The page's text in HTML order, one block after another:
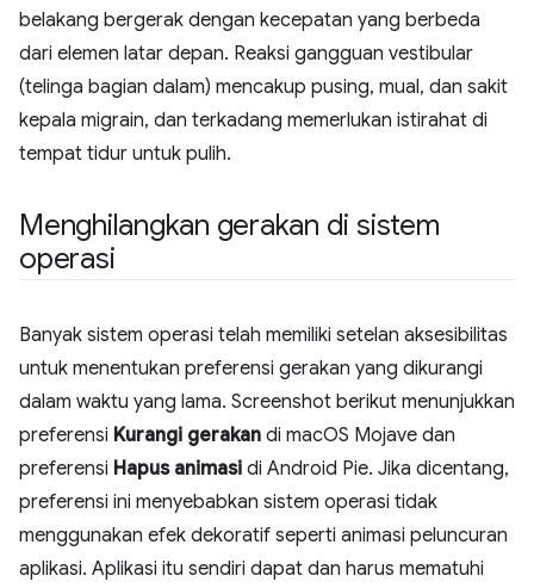
belakang bergerak dengan kecepatan yang berbeda
dari elemen latar depan. Reaksi gangguan vestibular
(telinga bagian dalam) mencakup pusing, mual, dan sakit
kepala migrain, dan terkadang memerlukan istirahat di
tempat tidur untuk pulih.
Menghilangkan gerakan di sistem
operasi
Banyak sistem operasi telah memiliki setelan aksesibilitas
untuk menentukan preferensi gerakan yang dikurangi
dalam waktu yang lama. Screenshot berikut menunjukkan
preferensi Kurangi gerakan di macOS Mojave dan
preferensi Hapus animasi di Android Pie. Jika dicentang,
preferensi ini menyebabkan sistem operasi tidak
menggunakan efek dekoratif seperti animasi peluncuran
aplikasi. Aplikasi itu sendiri dapat dan harus mematuhi